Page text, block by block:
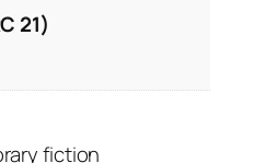
21)
fiction